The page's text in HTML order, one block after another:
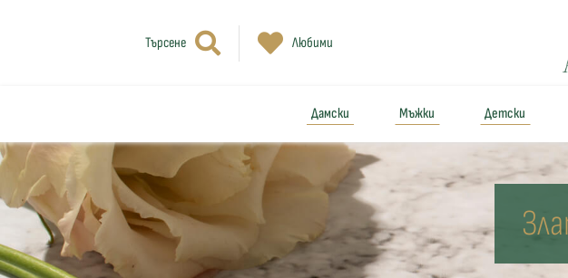
Търсене Любими
Дамски Мъжки Детски